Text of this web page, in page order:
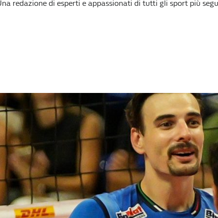
redazione di esperti e appassionati di tutti gli sport più